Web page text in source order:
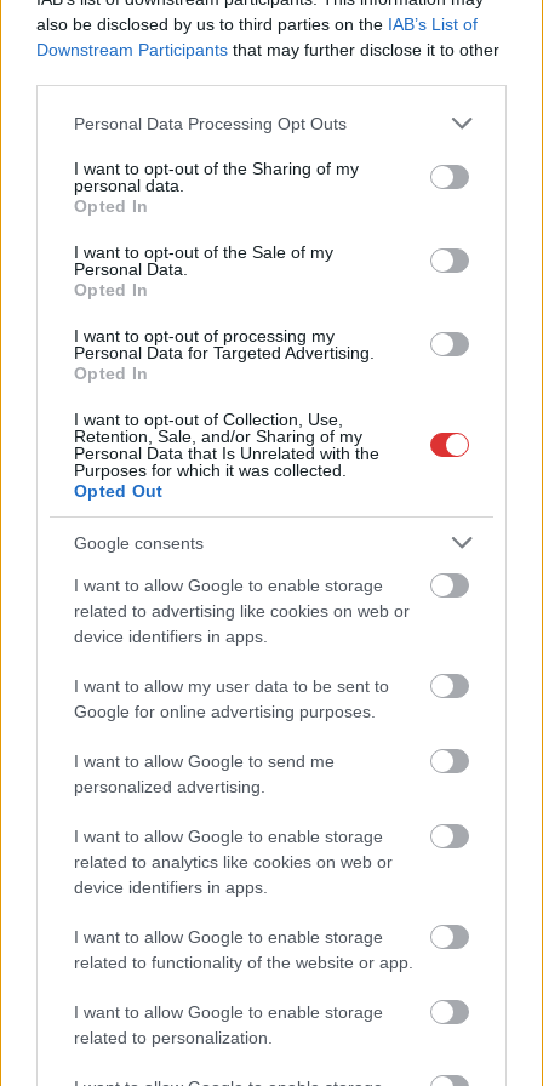
also be disclosed by us to third parties on the IAB’s List of
Downstream Participants that may further disclose it to other
Please note that this website/app uses one or more Google
not limited to your visit or usage behaviour. You may click to
grant or deny consent to Google and its third-party tags to
use your data for below specified purposes in below Google
consent section.
Personal Data Processing Opt Outs
I want to opt-out of the Sharing of my
personal data.
Opted In
I want to opt-out of the Sale of my
Personal Data.
Opted In
I want to opt-out of processing my
Personal Data for Targeted Advertising.
Opted In
I want to opt-out of Collection, Use,
Retention, Sale, and/or Sharing of my
Personal Data that Is Unrelated with the
Purposes for which it was collected.
Opted Out
Google consents
I want to allow Google to enable storage
related to advertising like cookies on web or
device identifiers in apps.
I want to allow my user data to be sent to
Google for online advertising purposes.
I want to allow Google to send me
personalized advertising.
I want to allow Google to enable storage
related to analytics like cookies on web or
device identifiers in apps.
I want to allow Google to enable storage
related to functionality of the website or app.
I want to allow Google to enable storage
related to personalization.
Szolnok
2026.08.07. Horváth Zsolt
Györfi Mihály több tucat vállalkozással egyeztetett
a kerékpárgyár dolgozóinak megsegítéséről
Rövid idő alatt számos vállalkozás jelezte, hogy segítene
azoknak a munkavállalóknak, akik a tószegi kerékpárgyár
Hírlevél feliratkozás